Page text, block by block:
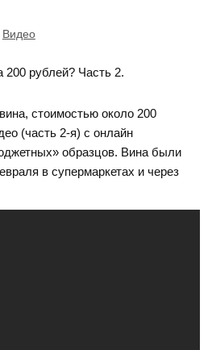
Видео
стоимостью около 200
(часть 2-я) с онлайн
образцов. Вина были
в супермаркетах и через